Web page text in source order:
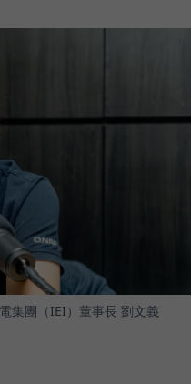
集團（IEI）董事長 劉文義